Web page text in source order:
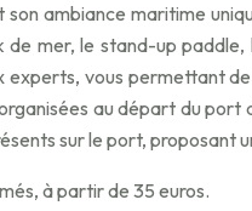
ambiance maritime
mer, le stand-up
vous permettant
au départ du
sur le port,
à partir de 35 euros.